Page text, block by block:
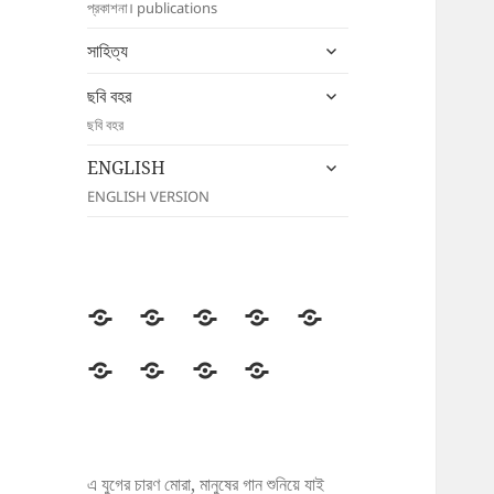
প্রকাশনা। publications
সাহিত্য
expand
menu
ছবি বহর
ছবি বহর
expand
ENGLISH
ENGLISH VERSION
expand
উদীচী সংগঠন
জাতীয়
জেলা/
সংবাদ
প্রকাশনাসাহিত্য
ছবি
ENGLISH
এ যুগের চারণ মোরা, মানুষের গান শুনিয়ে যাই